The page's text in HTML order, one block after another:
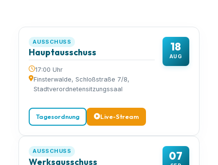
18
AUG
AUSSCHUSS
Hauptausschuss
17:00 Uhr
Finsterwalde, Schloßstraße 7/8,
Stadtverordnetensitzungssaal
Tagesordnung Live-Stream
07
AUSSCHUSS
Werksausschuss